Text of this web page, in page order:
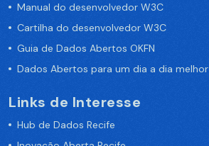
Manual do desenvolvedor W3C
Cartilha do desenvolvedor W3C
Guia de Dados Abertos OKFN
Dados Abertos para um dia a dia melhor
Links de Interesse
Hub de Dados Recife